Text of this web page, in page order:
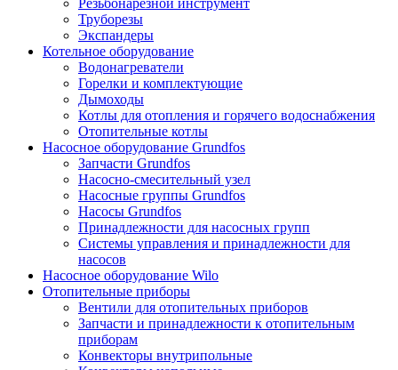
Резьбонарезной инструмент
Труборезы
Экспандеры
Котельное оборудование
Водонагреватели
Горелки и комплектующие
Дымоходы
Котлы для отопления и горячего водоснабжения
Отопительные котлы
Насосное оборудование Grundfos
Запчасти Grundfos
Насосно-смесительный узел
Насосные группы Grundfos
Насосы Grundfos
Принадлежности для насосных групп
Системы управления и принадлежности для
насосов
Насосное оборудование Wilo
Отопительные приборы
Вентили для отопительных приборов
Запчасти и принадлежности к отопительным
приборам
Конвекторы внутрипольные